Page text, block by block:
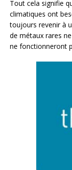
Tout cela signifie
climatiques ont
toujours revenir à
de métaux rares
ne fonctionneront